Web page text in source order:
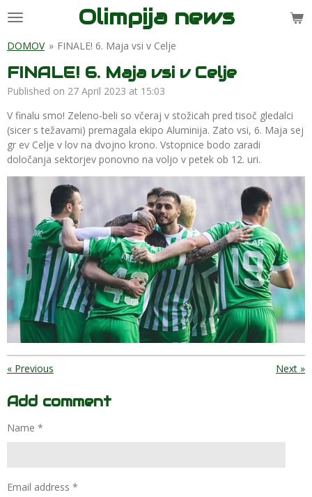
Skip
main
Olimpija news
DOMOV » FINALE! 6. Maja vsi v Celje
FINALE! 6. Maja vsi v Celje
Published on 27 April 2023 at 15:03
V finalu smo! Zeleno-beli so včeraj v stožicah pred tisoč gledalci
(sicer s težavami) premagala ekipo Aluminija. Zato vsi, 6. Maja sej
gr ev Celje v lov na dvojno krono. Vstopnice bodo zaradi
določanja sektorjev ponovno na voljo v petek ob 12. uri.
« Previous Next »
Add comment
Name *
Email address *